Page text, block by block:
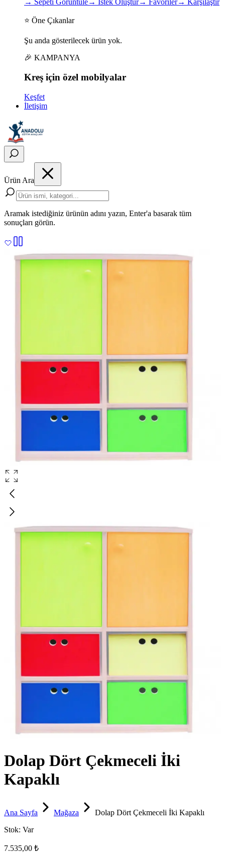
→ Sepeti Görüntüle→ İstek Oluştur→ Favoriler→ Karşılaştır
⭐ Öne Çıkanlar
Şu anda gösterilecek ürün yok.
🎉 KAMPANYA
Kreş için özel mobilyalar
Keşfet
İletişim
Ürün Ara
Aramak istediğiniz ürünün adını yazın, Enter'a basarak tüm
sonuçları görün.
Dolap Dört Çekmeceli İki
Kapaklı
Ana Sayfa Mağaza
Dolap Dört Çekmeceli İki Kapaklı
Stok: Var
7.535,00 ₺